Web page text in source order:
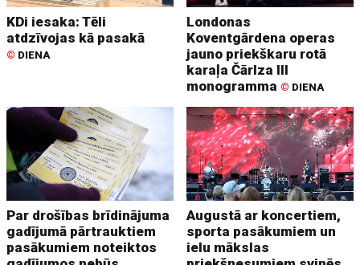
KDi iesaka: Tēli
atdzīvojas kā pasakā
© DIENA
Londonas
Koventgārdena operas
jauno priekškaru rotā
karaļa Čārlza III
monogramma © DIENA
Par drošības brīdinājuma
gadījumā pārtrauktiem
pasākumiem noteiktos
Augustā ar koncertiem,
sporta pasākumiem un
ielu mākslas